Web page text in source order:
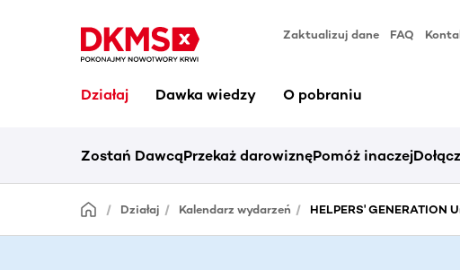
Zaktualizuj dane FAQ
Działaj Dawka wiedzy O pobraniu
Zostań DawcąPrzekaż darowiznęPomóż inaczej
Działaj Kalendarz wydarzeń HELPERS'